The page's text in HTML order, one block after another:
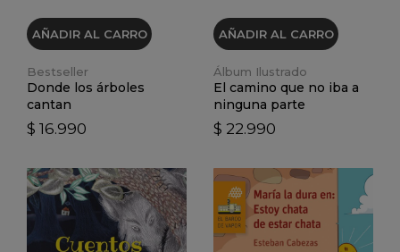
AÑADIR AL CARRO
Bestseller
Donde los árboles
cantan
$ 16.990
AÑADIR AL CARRO
Álbum Ilustrado
El camino que no iba a
ninguna parte
$ 22.990